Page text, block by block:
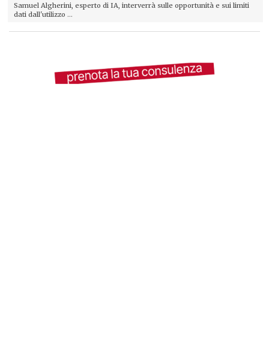
Samuel Algherini, esperto di IA, interverrà sulle opportunità e sui limiti
dati dall'utilizzo ...